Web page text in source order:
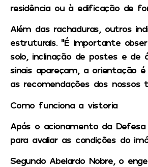
residência ou à edificação de
Além das rachaduras, outros
estruturais. “É importante
solo, inclinação de postes e de
sinais apareçam, a orientação
as recomendações dos nossos
Como funciona a vistoria
Após o acionamento da
para avaliar as condições do
Segundo Abelardo Nobre, o